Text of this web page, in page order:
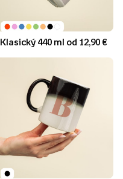
Klasický 440 ml od 12,90 €